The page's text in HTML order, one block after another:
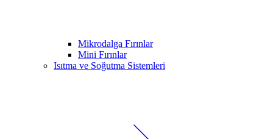
Mikrodalga Fırınlar
Mini Fırınlar
Isıtma ve Soğutma Sistemleri